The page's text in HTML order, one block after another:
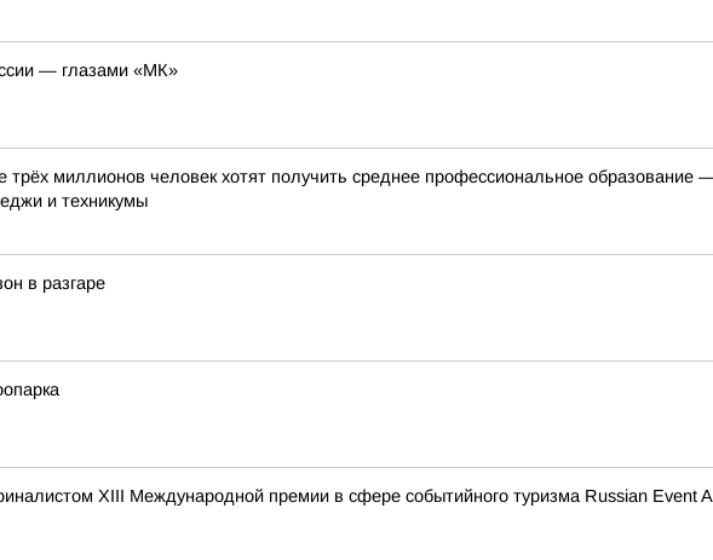
— глазами «МК»
миллионов человек хотят получить среднее профессиональное
и техникумы
в разгаре
ХIII Международной премии в сфере событийного туризма Russian Event